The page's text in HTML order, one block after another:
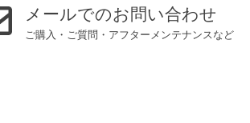
メールでのお問い合わせ
ご購入・ご質問・アフターメンテナンスなど